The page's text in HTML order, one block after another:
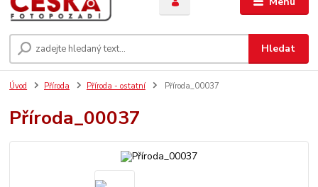
Hledat
Úvod Příroda Příroda - ostatní Příroda_00037
Příroda_00037